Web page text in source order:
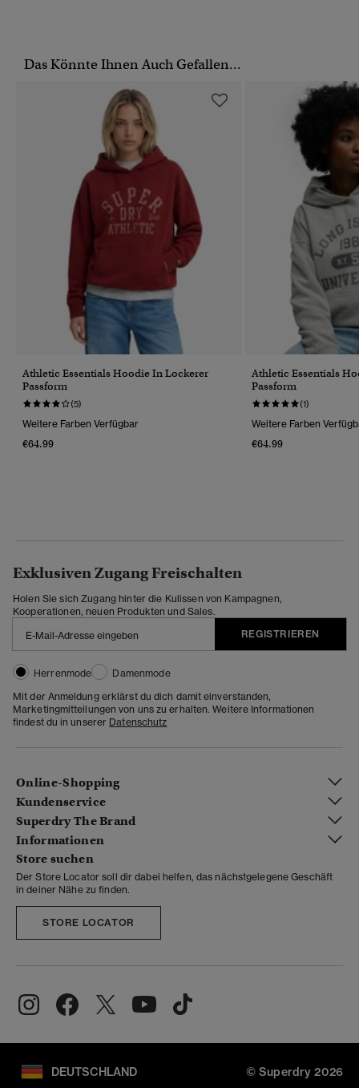
Das Könnte Ihnen Auch Gefallen...
Athletic Essentials Hoodie In Lockerer
Passform
(5)
Weitere Farben Verfügbar
€64.99
Athletic Essentials
Passform
(1)
Weitere Farben
€64.99
Exklusiven Zugang Freischalten
Holen Sie sich Zugang hinter die Kulissen von Kampagnen,
Kooperationen, neuen Produkten und Sales.
REGISTRIEREN
Herrenmode
Damenmode
Mit der Anmeldung erklärst du dich damit einverstanden,
Marketingmitteilungen von uns zu erhalten. Weitere Informationen
findest du in unserer Datenschutz
Online-Shopping
Kundenservice
Superdry The Brand
Informationen
Store suchen
Der Store Locator soll dir dabei helfen, das nächstgelegene Geschäft
in deiner Nähe zu finden.
STORE LOCATOR
DEUTSCHLAND © Superdry 2026